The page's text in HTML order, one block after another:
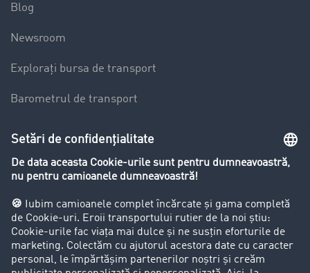
Blog
Newsroom
Explorați bursa de transport
Barometrul de transport
Restricții de circulație pentru autocamioane
Firma
Success Stories
Clienții aduc clienți